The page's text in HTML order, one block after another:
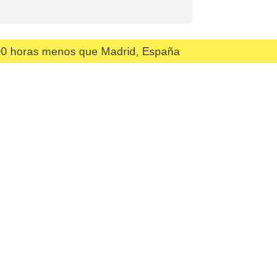
horas menos que Madrid, España